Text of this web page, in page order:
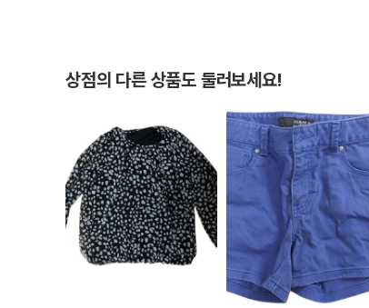
상점의 다른 상품도 둘러보세요!